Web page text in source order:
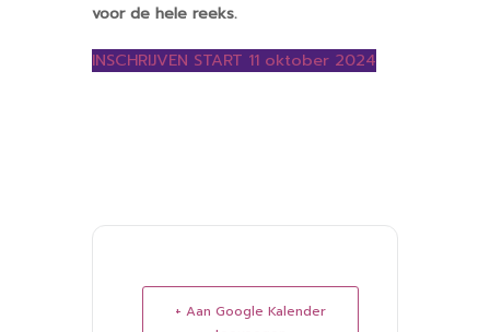
voor de hele reeks.
INSCHRIJVEN START 11 oktober 2024
+ Aan Google Kalender